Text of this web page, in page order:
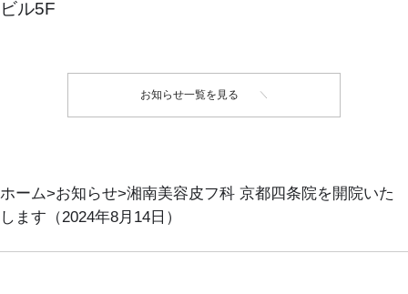
ビル5F
お知らせ一覧を見る
ホーム お知らせ 湘南美容皮フ科 京都四条院を開院いた
します（2024年8月14日）